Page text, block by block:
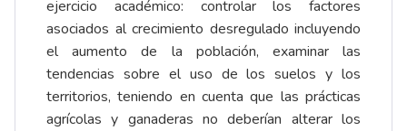
ejercicio académico: controlar los factores
asociados al crecimiento desregulado incluyendo
el aumento de la población, examinar las
tendencias sobre el uso de los suelos y los
territorios, teniendo en cuenta que las prácticas
agrícolas y ganaderas no deberían alterar los